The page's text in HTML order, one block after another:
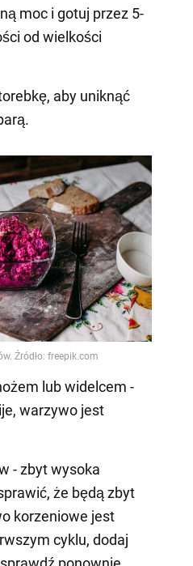
moc i gotuj przez 5-
od wielkości
aby uniknąć
lub widelcem -
warzywo jest
- zbyt wysoka
że będą zbyt
korzeniowe jest
cyklu, dodaj